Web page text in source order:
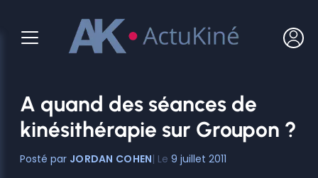
contenu
A quand des séances de
kinésithérapie sur Groupon ?
JORDAN COHEN 9 juillet 2011